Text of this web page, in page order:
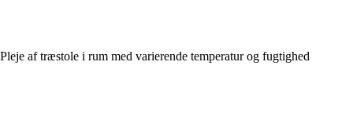
Pleje af træstole i rum med varierende temperatur og fugtighed